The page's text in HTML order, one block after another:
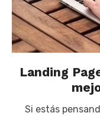
Landing
Si estás